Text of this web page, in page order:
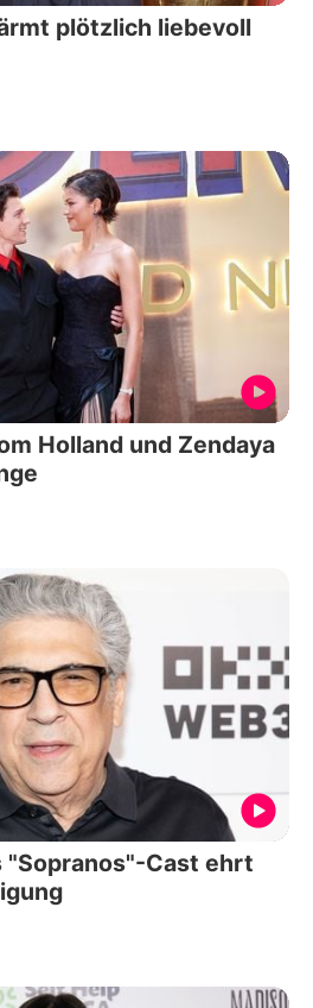
plötzlich liebevoll
Holland und Zendaya
Cast ehrt